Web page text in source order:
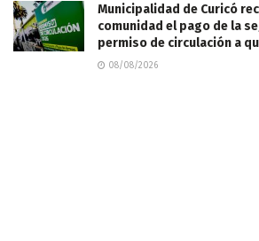
Municipalidad de Curicó
comunidad el pago de la
permiso de circulación a
08/08/2026